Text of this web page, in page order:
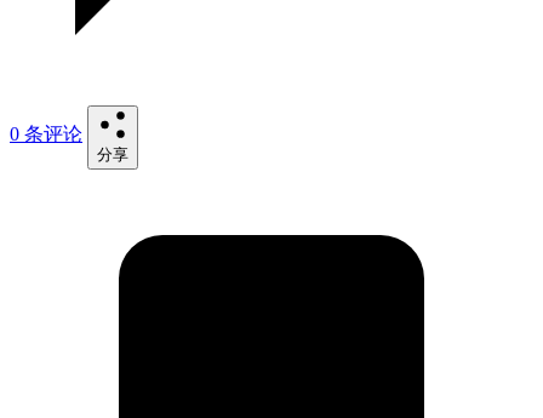
0 条评论
分享